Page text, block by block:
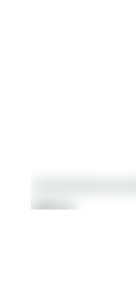
전후사진